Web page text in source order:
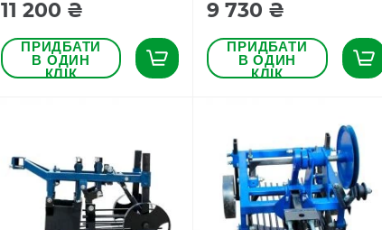
11 200 ₴
ПРИДБАТИ
В ОДИН
КЛІК
9 730 ₴
ПРИДБАТИ
В ОДИН
КЛІК